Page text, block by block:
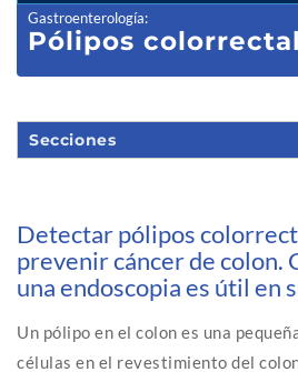
Gastroenterología:
Pólipos col
Secciones
Detectar pólipos
prevenir cáncer de colon.
una endoscopia es útil en
Un pólipo en el colon es una
células en el revestimiento del